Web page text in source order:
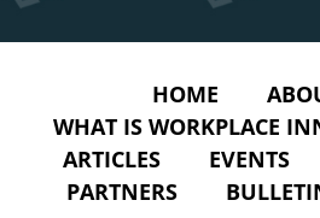
HOME
WHAT IS WORKPLACE
ARTICLES
EVENTS
PARTNERS